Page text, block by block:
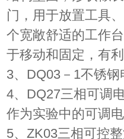
门，用于放置工具
个宽敞舒适的工作
于移动和固定，有
3、DQ03－1不锈
4、DQ27三相可调
作为实验中的可调
5、ZK03三相可控